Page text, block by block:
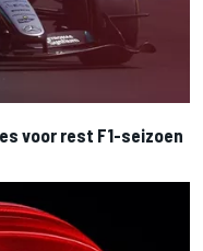
voor rest F1-seizoen